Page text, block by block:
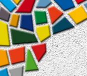
Zum
Inhalt
springen